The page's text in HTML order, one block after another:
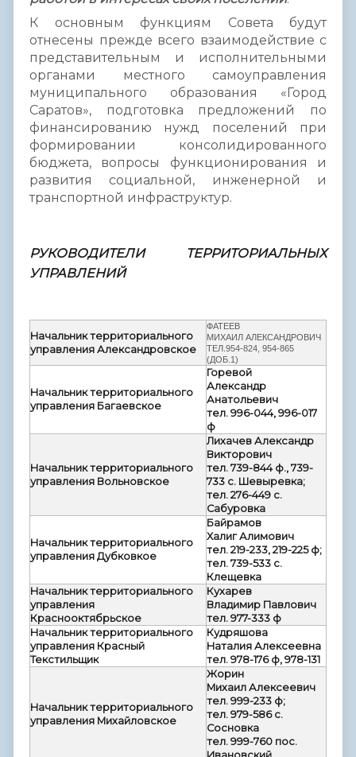
К основным функциям Совета будут
отнесены прежде всего взаимодействие с
представительным и исполнительными
органами местного самоуправления
муниципального образования «Город
Саратов», подготовка предложений по
финансированию нужд поселений при
формировании консолидированного
бюджета, вопросы функционирования и
развития социальной, инженерной и
транспортной инфраструктур.
РУКОВОДИТЕЛИ ТЕРРИТОРИАЛЬНЫХ
УПРАВЛЕНИЙ
Начальник территориального
управления Александровское
ФАТЕЕВ
МИХАИЛ АЛЕКСАНДРОВИЧ
ТЕЛ.954-824, 954-865
(ДОБ.1)
Начальник территориального
управления Багаевское
Горевой
Александр
Анатольевич
тел. 996-044, 996-017
ф
Начальник территориального
управления Вольновское
Лихачев Александр
Викторович
тел. 739-844 ф., 739-
733 с. Шевыревка;
тел. 276-449 с.
Сабуровка
Начальник территориального
управления Дубковкое
Байрамов
Халиг Алимович
тел. 219-233, 219-225 ф;
тел. 739-533 с.
Клещевка
Начальник территориального
управления
Краснооктябрьское
Кухарев
Владимир Павлович
тел. 977-333 ф
Начальник территориального
управления Красный
Текстильщик
Кудряшова
Наталия Алексеевна
тел. 978-176 ф, 978-131
Начальник территориального
управления Михайловское
Жорин
Михаил Алексеевич
тел. 999-233 ф;
тел. 979-586 с.
Сосновка
тел. 999-760 пос.